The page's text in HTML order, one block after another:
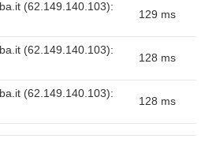
(62.149.140.103):
129 ms
(62.149.140.103):
128 ms
(62.149.140.103):
128 ms